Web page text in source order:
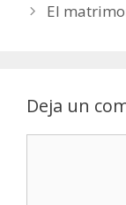
El
Deja un